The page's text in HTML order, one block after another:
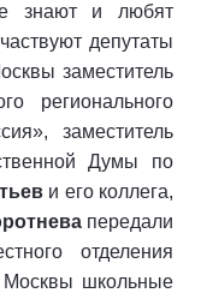
знают и любят
депутаты
заместитель
регионального
заместитель
Думы по
и его коллега,
передали
отделения
Москвы школьные